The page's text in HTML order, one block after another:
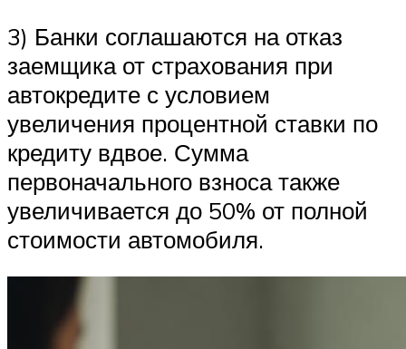
3) Банки соглашаются на отказ
заемщика от страхования при
автокредите с условием
увеличения процентной ставки по
кредиту вдвое. Сумма
первоначального взноса также
увеличивается до 50% от полной
стоимости автомобиля.